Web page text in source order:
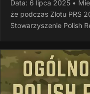
Data: 6 lipca 2025 •
że podczas Zlotu PRS
Stowarzyszenie Polish